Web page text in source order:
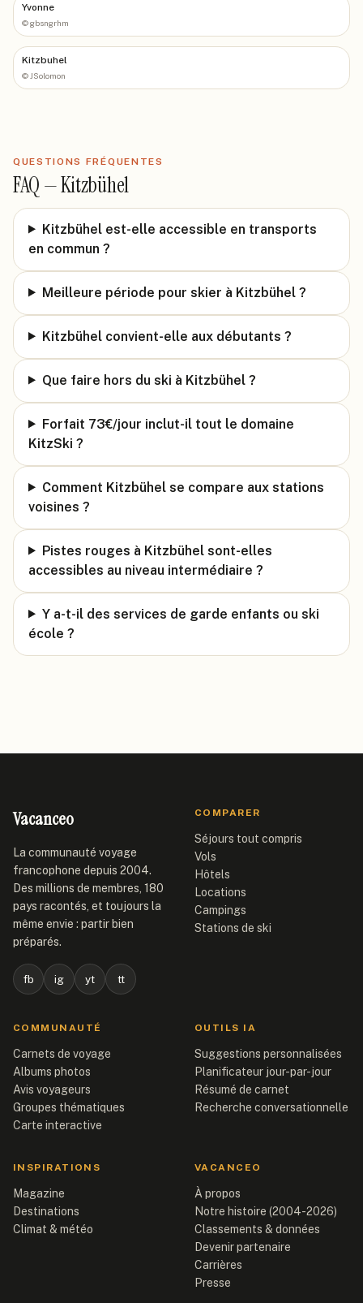
Yvonne
©gbsngrhm
Kitzbuhel
© JSolomon
QUESTIONS FRÉQUENTES
FAQ —Kitzbühel
Kitzbühel est-elle accessible en transports
en commun ?
Meilleure période pour skier à Kitzbühel ?
Kitzbühel convient-elle aux débutants ?
Que faire hors du ski à Kitzbühel ?
Forfait 73€/jour inclut-il tout le domaine
KitzSki ?
Comment Kitzbühel se compare aux stations
voisines ?
Pistes rouges à Kitzbühel sont-elles
accessibles au niveau intermédiaire ?
Y a-t-il des services de garde enfants ou ski
école ?
Vacanceo
La communauté voyage
francophone depuis 2004.
Des millions de membres, 180
pays racontés, et toujours la
même envie : partir bien
préparés.
fb ig yt tt
COMPARER
Séjours tout compris
Vols
Hôtels
Locations
Campings
Stations de ski
COMMUNAUTÉ
Carnets de voyage
Albums photos
Avis voyageurs
Groupes thématiques
Carte interactive
OUTILS IA
Suggestions personnalisées
Planificateur jour-par-jour
Résumé de carnet
Recherche conversationnelle
INSPIRATIONS
Magazine
Destinations
Climat & météo
VACANCEO
À propos
Notre histoire (2004-2026)
Classements & données
Devenir partenaire
Carrières
Presse